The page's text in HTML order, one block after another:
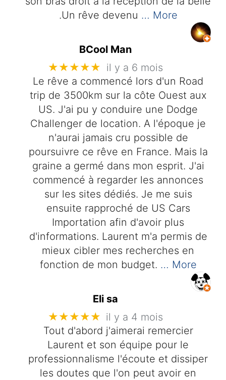
.Un rêve devenu … More
BCool Man
★★★★★ il y a 6 mois
Le rêve a commencé lors d'un Road
trip de 3500km sur la côte Ouest aux
US. J'ai pu y conduire une Dodge
Challenger de location. A l'époque je
n'aurai jamais cru possible de
poursuivre ce rêve en France. Mais la
graine a germé dans mon esprit. J'ai
commencé à regarder les annonces
sur les sites dédiés. Je me suis
ensuite rapproché de US Cars
Importation afin d'avoir plus
d'informations. Laurent m'a permis de
mieux cibler mes recherches en
fonction de mon budget. … More
Eli sa
★★★★★ il y a 4 mois
Tout d'abord j'aimerai remercier
Laurent et son équipe pour le
professionnalisme l'écoute et dissiper
les doutes que l'on peut avoir en